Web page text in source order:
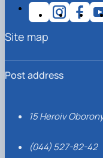
Post address
15 Heroiv
(044) 527-82-42
Site map